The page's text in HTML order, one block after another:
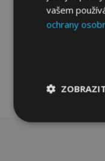
vašem
ochrany
nutné